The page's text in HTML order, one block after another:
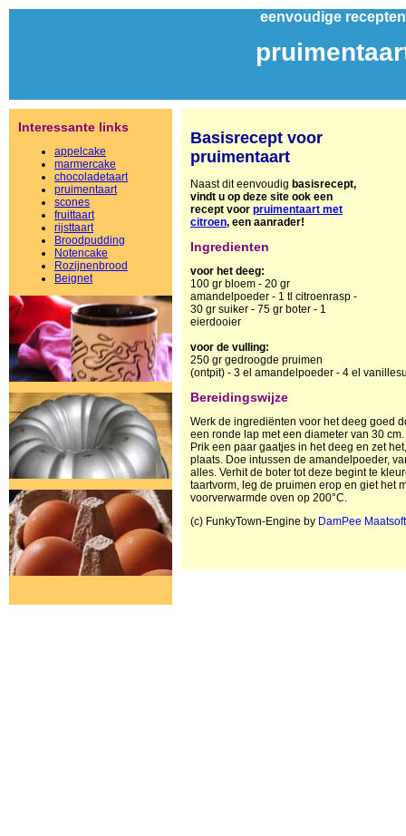
eenvoudige recepten
Interessante links
appelcake
marmercake
chocoladetaart
pruimentaart
scones
fruittaart
rijsttaart
Broodpudding
Notencake
Rozijnenbrood
Beignet
Basisrecept voor
pruimentaart
Naast dit eenvoudig basisrecept,
vindt u op deze site ook een
recept voor pruimentaart met
citroen, een aanrader!
Ingredienten
voor het deeg:
100 gr bloem - 20 gr
amandelpoeder - 1 tl citroenrasp -
30 gr suiker - 75 gr boter - 1
eierdooier
voor de vulling:
250 gr gedroogde pruimen
(ontpit) - 3 el amandelpoeder - 4 el
Bereidingswijze
Werk de ingrediënten voor het deeg goed
een ronde lap met een diameter van 30
Prik een paar gaatjes in het deeg en zet
plaats. Doe intussen de amandelpoeder,
alles. Verhit de boter tot deze begint te
taartvorm, leg de pruimen erop en giet het
voorverwarmde oven op 200°C.
(c) FunkyTown-Engine by DamPee